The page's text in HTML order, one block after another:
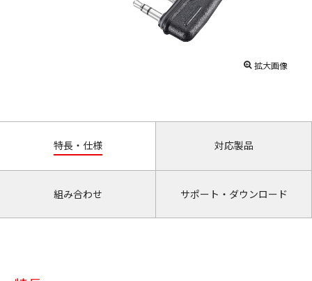
拡大画像
特長・仕様 対応製品
組み合わせ サポート・ダウンロード